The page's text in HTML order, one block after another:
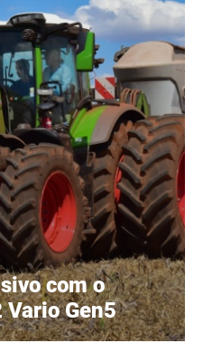
com o
Gen5